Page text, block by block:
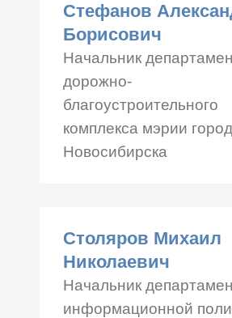
Телефон: +7 (383)
Стефанов
Борисович
Начальник
дорожно-
благоустроительного
комплекса мэрии
Новосибирска
Телефон: +7 (383)
Столяров Михаил
Николаевич
Начальник
информационной